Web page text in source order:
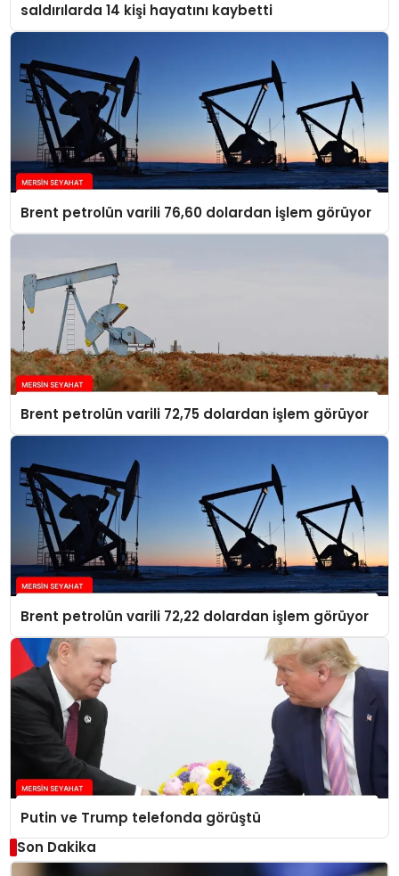
saldırılarda 14 kişi hayatını kaybetti
Brent petrolün varili 76,60 dolardan işlem görüyor
Brent petrolün varili 72,75 dolardan işlem görüyor
Brent petrolün varili 72,22 dolardan işlem görüyor
Putin ve Trump telefonda görüştü
Son Dakika